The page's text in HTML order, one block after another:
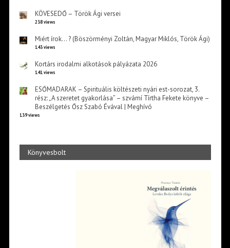
KÖVESEDŐ – Török Ági versei
238 views
Miért írok… ? (Böszörményi Zoltán, Magyar Miklós, Török Ági)
143 views
Kortárs irodalmi alkotások pályázata 2026
141 views
ESŐMADARAK – Spirituális költészeti nyári est-sorozat, 3.
rész: „A szeretet gyakorlása” – szvámí Tírtha Fekete könyve –
Beszélgetés Ősz Szabó Évával | Meghívó
139 views
Könyvesbolt